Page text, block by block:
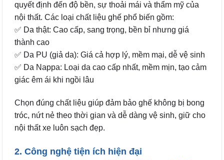
quyết định đến độ bền, sự thoải mái và thẩm mỹ của
nội thất. Các loại chất liệu ghế phổ biến gồm:
✅ Da thật: Cao cấp, sang trọng, bền bỉ nhưng giá
thành cao
✅ Da PU (giả da): Giá cả hợp lý, mềm mại, dễ vệ sinh
✅ Da Nappa: Loại da cao cấp nhất, mềm mịn, tạo cảm
giác êm ái khi ngồi lâu
Chọn đúng chất liệu giúp đảm bảo ghế không bị bong
tróc, nứt nẻ theo thời gian và dễ dàng vệ sinh, giữ cho
nội thất xe luôn sạch đẹp.
2. Công nghệ tiện ích hiện đại